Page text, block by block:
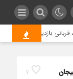
بازدید بیشتر می
7